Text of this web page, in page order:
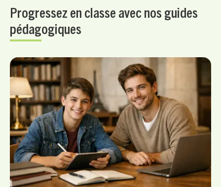
Progressez en classe avec nos guides
pédagogiques